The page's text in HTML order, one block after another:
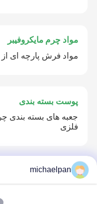
کنترل کیفیت
درخواست نقل قول
چرم مصنوعی PU
مواد چرم مایکروفیبر
مواد فرش پارچه ای
پوست بسته بندی
فلزی
پارچه از چرم سیلیکونی
برای کیف پول، کفش،
michaelpan